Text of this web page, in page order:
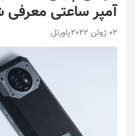
آمپر ساعتی
02 ژوئن 2022 پاورتل